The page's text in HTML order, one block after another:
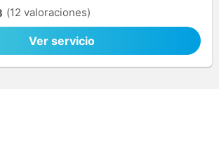
(12 valoraciones)
Ver servicio